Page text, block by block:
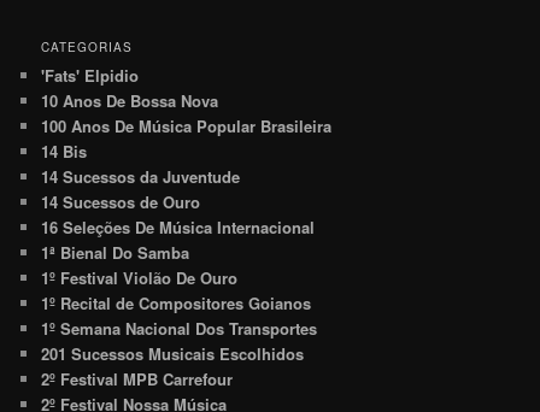
CATEGORIAS
'Fats' Elpidio
10 Anos De Bossa Nova
100 Anos De Música Popular Brasileira
14 Bis
14 Sucessos da Juventude
14 Sucessos de Ouro
16 Seleções De Música Internacional
1ª Bienal Do Samba
1º Festival Violão De Ouro
1º Recital de Compositores Goianos
1º Semana Nacional Dos Transportes
201 Sucessos Musicais Escolhidos
2º Festival MPB Carrefour
2º Festival Nossa Música